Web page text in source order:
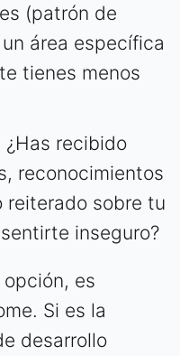
(patrón de
área específica
tienes menos
¿Has recibido
reconocimientos
sobre tu
inseguro?
es
Si es la
desarrollo